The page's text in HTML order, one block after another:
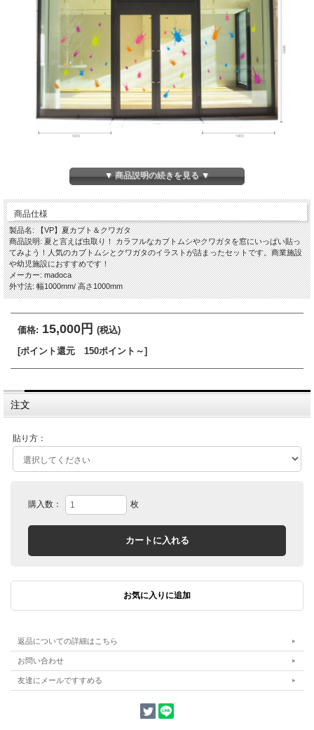
▼ 商品説明の続きを見る ▼
商品仕様
製品名: 【VP】夏カブト＆クワガタ
商品説明: 夏と言えば虫取り！ カラフルなカブトムシやクワガタを窓にいっぱい貼っ
てみよう！人気のカブトムシとクワガタのイラストが詰まったセットです。商業施設
や幼児施設におすすめです！
メーカー: madoca
外寸法: 幅1000mm/ 高さ1000mm
価格: 15,000円 (税込)
[ポイント還元 150ポイント～]
注文
貼り方：
購入数： 枚
返品についての詳細はこちら
お問い合わせ
友達にメールですすめる